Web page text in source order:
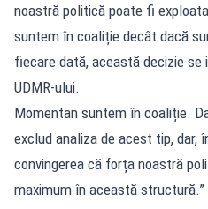
noastră politică poate fi
suntem în coaliție decât dacă
fiecare dată, această decizie se
UDMR-ului.
Momentan suntem în coaliție.
exclud analiza de acest tip, dar,
convingerea că forța noastră
maximum în această structură.”